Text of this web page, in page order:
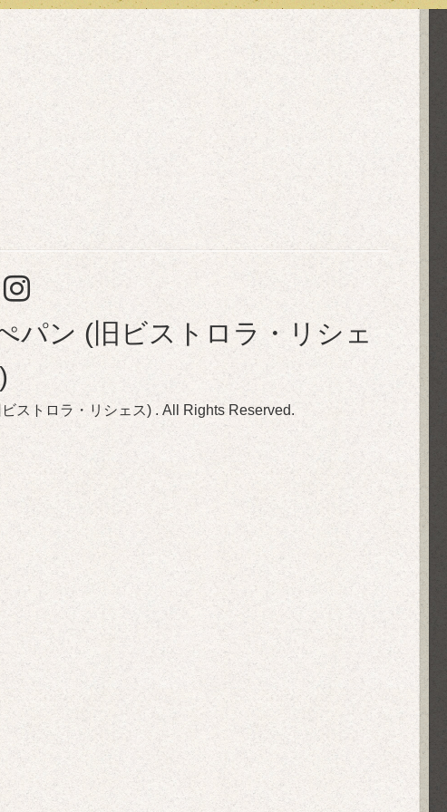
パン (旧ビストロラ・リシェ
ストロラ・リシェス) . All Rights Reserved.